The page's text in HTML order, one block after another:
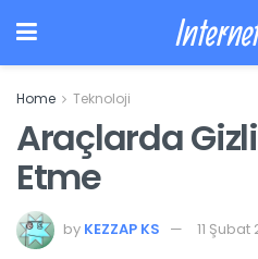
Home Teknoloji
Araçlarda
Etme
by KEZZAP KS 11 Şubat